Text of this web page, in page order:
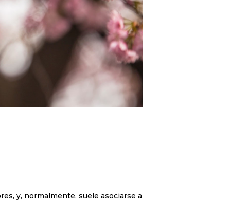
y, normalmente, suele asociarse a